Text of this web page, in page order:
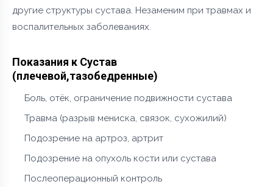
другие структуры сустава. Незаменим при травмах и
воспалительных заболеваниях.
Показания к Сустав
(плечевой,тазобедренные)
Боль, отёк, ограничение подвижности сустава
Травма (разрыв мениска, связок, сухожилий)
Подозрение на артроз, артрит
Подозрение на опухоль кости или сустава
Послеоперационный контроль